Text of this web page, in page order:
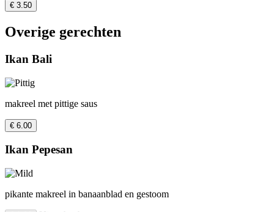
€ 3.50
Overige gerechten
Ikan Bali
makreel met pittige saus
€ 6.00
Ikan Pepesan
pikante makreel in banaanblad en gestoom